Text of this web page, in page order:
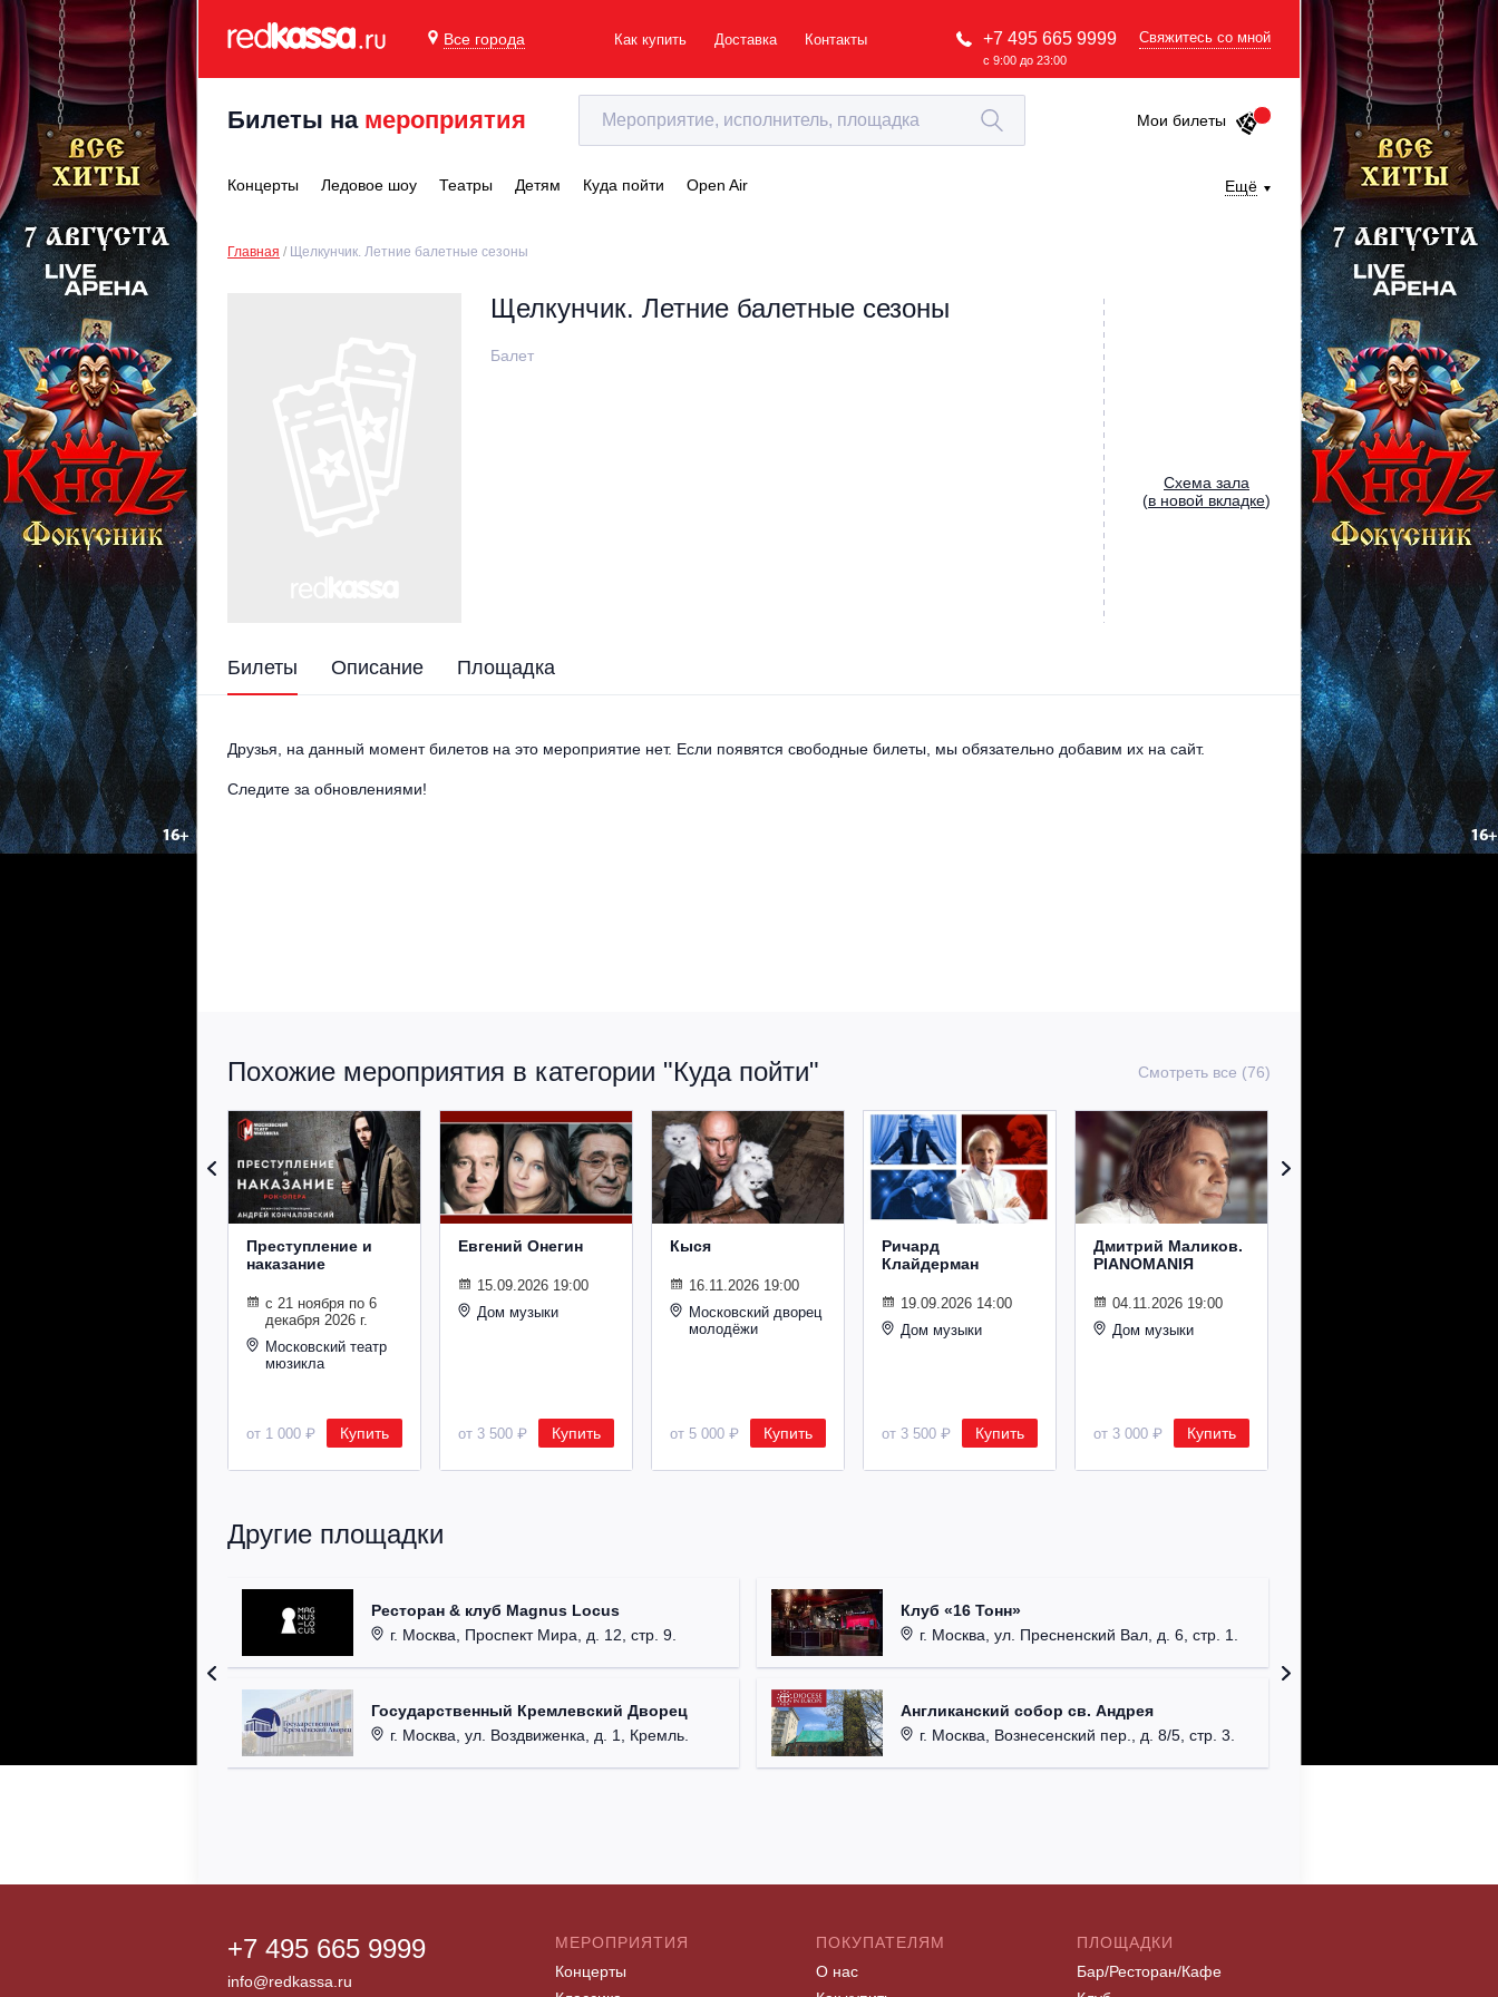
Все города Как купить Доставка Контакты +7 495 665 9999
с 9:00 до 23:00
Свяжитесь со мной
Билеты на мероприятия Мои билеты
Концерты Ледовое шоу Театры Детям Куда пойти Open Air Ещё
Главная Щелкунчик. Летние балетные сезоны
Щелкунчик. Летние балетные сезоны
Балет
Cхема зала
(в новой вкладке)
Билеты Описание Площадка
Друзья, на данный момент билетов на это мероприятие нет. Если появятся свободные билеты, мы обязательно добавим их на сайт.
Следите за обновлениями!
Похожие мероприятия в категории "Куда пойти" Смотреть все (76)
Преступление и
наказание
с 21 ноября по 6
декабря 2026 г.
Московский театр
мюзикла
от 1 000 ₽ Купить
Евгений Онегин
15.09.2026 19:00
Дом музыки
от 3 500 ₽ Купить
Кыся
16.11.2026 19:00
Московский дворец
молодёжи
от 5 000 ₽ Купить
Ричард
Клайдерман
19.09.2026 14:00
Дом музыки
от 3 500 ₽ Купить
Дмитрий Маликов.
PIANOMANIЯ
04.11.2026 19:00
Дом музыки
от 3 000 ₽ Купить
Другие площадки
Ресторан & клуб Magnus Locus
г. Москва, Проспект Мира, д. 12, стр. 9.
Государственный Кремлевский Дворец
г. Москва, ул. Воздвиженка, д. 1, Кремль.
Клуб «16 Тонн»
г. Москва, ул. Пресненский Вал, д. 6, стр. 1.
Англиканский собор св. Андрея
г. Москва, Вознесенский пер., д. 8/5, стр. 3.
+7 495 665 9999
info@redkassa.ru
МЕРОПРИЯТИЯ
Концерты
ПОКУПАТЕЛЯМ
О нас
ПЛОЩАДКИ
Бар/Ресторан/Кафе